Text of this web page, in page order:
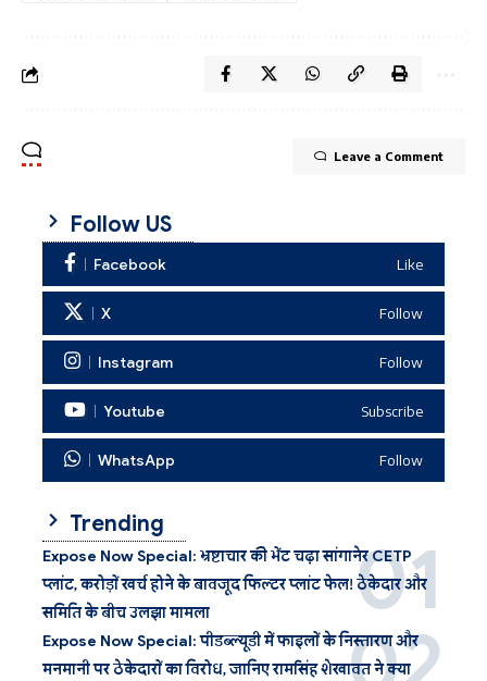
Leave a Comment
Follow US
Facebook Like
X Follow
Instagram Follow
Youtube Subscribe
WhatsApp Follow
Trending
Expose Now Special: भ्रष्टाचार की भेंट चढ़ा सांगानेर CETP
प्लांट, करोड़ों खर्च होने के बावजूद फिल्टर प्लांट फेल! ठेकेदार और
समिति के बीच उलझा मामला
Expose Now Special: पीडब्ल्यूडी में फाइलों के निस्तारण और
मनमानी पर ठेकेदारों का विरोध, जानिए रामसिंह शेखावत ने क्या